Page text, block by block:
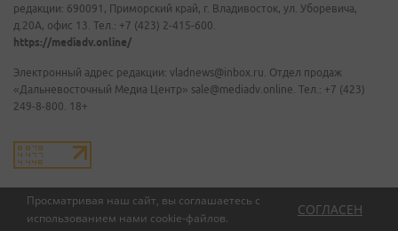
Просматривая наш сайт, вы соглашаетесь с
использованием нами cookie-файлов.
СОГЛАСЕН
редакции: 690091, Приморский край, г. Владивосток, ул. Уборевича,
д.20А, офис 13. Тел.: +7 (423) 2-415-600.
https://mediadv.online/
Электронный адрес редакции: vladnews@inbox.ru. Отдел продаж
«Дальневосточный Медиа Центр» sale@mediadv.online. Тел.: +7 (423)
249-8-800. 18+